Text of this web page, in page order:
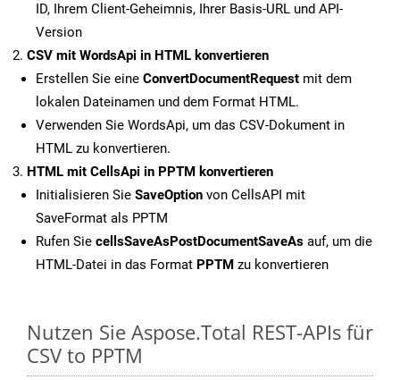
ID, Ihrem Client-Geheimnis, Ihrer Basis-URL und API-
Version
CSV mit WordsApi in HTML konvertieren
Erstellen Sie eine ConvertDocumentRequest mit dem
lokalen Dateinamen und dem Format HTML.
Verwenden Sie WordsApi, um das CSV-Dokument in
HTML zu konvertieren.
HTML mit CellsApi in PPTM konvertieren
Initialisieren Sie SaveOption von CellsAPI mit
SaveFormat als PPTM
Rufen Sie cellsSaveAsPostDocumentSaveAs auf, um die
HTML-Datei in das Format PPTM zu konvertieren
Nutzen Sie Aspose.Total REST-APIs für
CSV to PPTM